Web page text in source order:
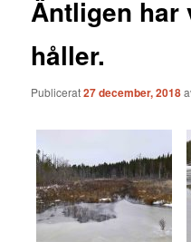
Äntligen har
håller.
Publicerat27 december, 2018